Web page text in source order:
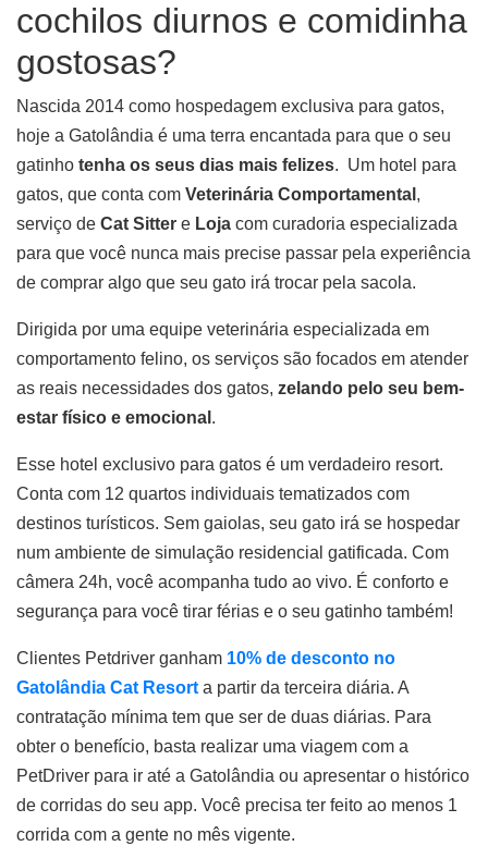
cochilos diurnos e comidinha
gostosas?
Nascida 2014 como hospedagem exclusiva para gatos,
hoje a Gatolândia é uma terra encantada para que o seu
gatinho tenha os seus dias mais felizes. Um hotel para
gatos, que conta com Veterinária Comportamental ,
serviço de Cat Sitter e Loja com curadoria especializada
para que você nunca mais precise passar pela experiência
de comprar algo que seu gato irá trocar pela sacola.
Dirigida por uma equipe veterinária especializada em
comportamento felino, os serviços são focados em atender
as reais necessidades dos gatos, zelando pelo seu bem-
estar físico e emocional .
Esse hotel exclusivo para gatos é um verdadeiro resort.
Conta com 12 quartos individuais tematizados com
destinos turísticos. Sem gaiolas, seu gato irá se hospedar
num ambiente de simulação residencial gatificada. Com
câmera 24h, você acompanha tudo ao vivo. É conforto e
segurança para você tirar férias e o seu gatinho também!
Clientes Petdriver ganham 10% de desconto no
Gatolândia Cat Resort a partir da terceira diária. A
contratação mínima tem que ser de duas diárias. Para
obter o benefício, basta realizar uma viagem com a
PetDriver para ir até a Gatolândia ou apresentar o histórico
de corridas do seu app. Você precisa ter feito ao menos 1
corrida com a gente no mês vigente.